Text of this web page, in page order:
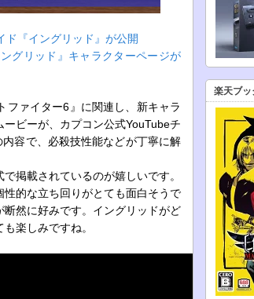
ド『イングリッド』が公開
グリッド』キャラクターページが
ァイター6』に関連し、新キャラ
ビーが、カプコン公式YouTubeチ
容で、必殺技性能などが丁寧に解
掲載されているのが嬉しいです。
性的な立ち回りがとても面白そうで
然に好みです。イングリッドがど
楽しみですね。
楽天ブッ